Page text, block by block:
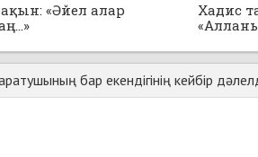
«Әйел алар
Хадис
бар екендігінің кейбір